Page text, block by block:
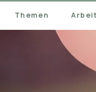
Themen